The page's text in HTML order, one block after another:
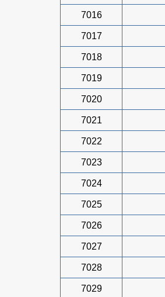
7016
7017
7018
7019
7020
7021
7022
7023
7024
7025
7026
7027
7028
7029